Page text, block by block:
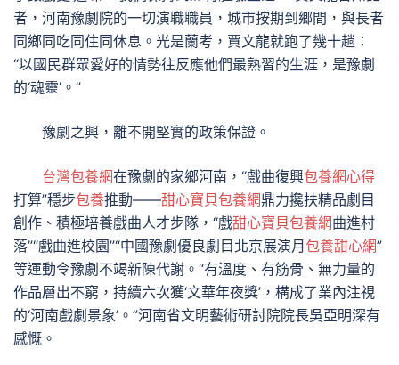
者，河南豫劇院的一切演職職員，城市按期到鄉間，與長者
同鄉同吃同住同休息。光是蘭考，賈文龍就跑了幾十趟：
“以國民群眾愛好的情勢往反應他們最熟習的生涯，是豫劇
的‘魂靈’。”
豫劇之興，離不開堅實的政策保證。
台灣包養網在豫劇的家鄉河南，“戲曲復興包養網心得
打算”穩步包養推動——甜心寶貝包養網鼎力攙扶精品劇目
創作、積極培養戲曲人才步隊，“戲甜心寶貝包養網曲進村
落”“戲曲進校園”“中國豫劇優良劇目北京展演月 包養甜心網”
等運動令豫劇不竭新陳代謝。“有溫度、有筋骨、無力量的
作品層出不窮，持續六次獲‘文華年夜獎’，構成了業內注視
的‘河南戲劇景象’。”河南省文明藝術研討院院長吳亞明深有
感慨。